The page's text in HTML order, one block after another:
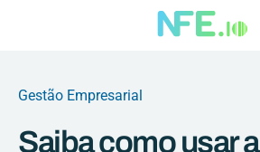
Gestão Empresarial
Saiba como usar a